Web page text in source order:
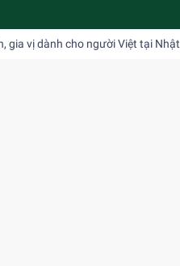
gia vị dành cho người Việt tại Nhật